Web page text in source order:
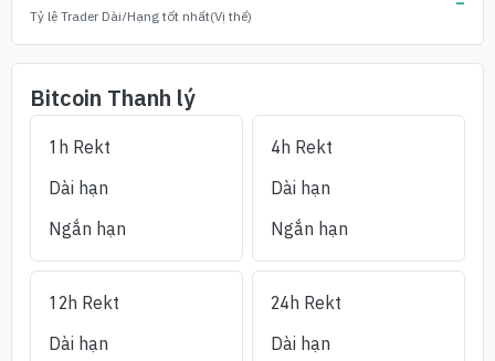
Tỷ lệ Trader Dài/Hạng tốt nhất(Vị thế)
Bitcoin Thanh lý
1h Rekt
Dài hạn
Ngắn hạn
4h Rekt
Dài hạn
Ngắn hạn
12h Rekt
Dài hạn
24h Rekt
Dài hạn